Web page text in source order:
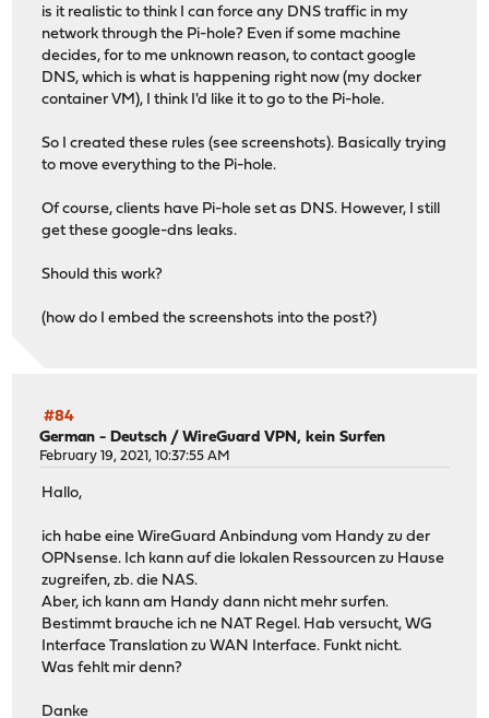
is it realistic to think I can force any DNS traffic in my
network through the Pi-hole? Even if some machine
decides, for to me unknown reason, to contact google
DNS, which is what is happening right now (my docker
container VM), I think I'd like it to go to the Pi-hole.
So I created these rules (see screenshots). Basically trying
to move everything to the Pi-hole.
Of course, clients have Pi-hole set as DNS. However, I still
get these google-dns leaks.
Should this work?
(how do I embed the screenshots into the post?)
#84
German - Deutsch /WireGuard VPN, kein Surfen
February 19, 2021, 10:37:55 AM
Hallo,
ich habe eine WireGuard Anbindung vom Handy zu der
OPNsense. Ich kann auf die lokalen Ressourcen zu Hause
zugreifen, zb. die NAS.
Aber, ich kann am Handy dann nicht mehr surfen.
Bestimmt brauche ich ne NAT Regel. Hab versucht, WG
Interface Translation zu WAN Interface. Funkt nicht.
Was fehlt mir denn?
Danke